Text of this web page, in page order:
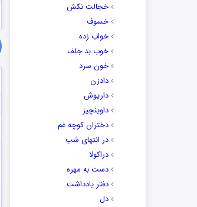
خجالت نکش
خسوف
خواب زده
خوب بد جلف
خون سرد
دادزن
داریوش
داوینچیز
دختران کوچه غم
در انتهای شب
دراکولا
دست به مهره
دفتر یادداشت
دل